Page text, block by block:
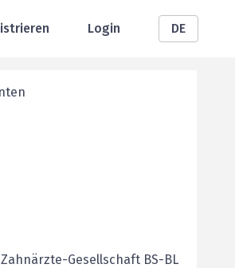
Login DE
Gesellschaft BS-BL